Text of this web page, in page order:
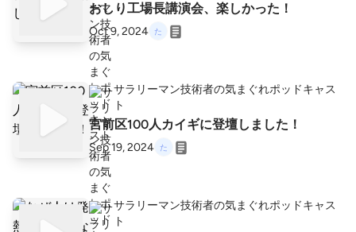
おしり工場長講演会、楽しかった！
Oct 9, 2024
サラリーマン技術者の気まぐれポッドキャス
ト
宮前区100人カイギに登壇しました！
Sep 19, 2024
サラリーマン技術者の気まぐれポッドキャス
ト